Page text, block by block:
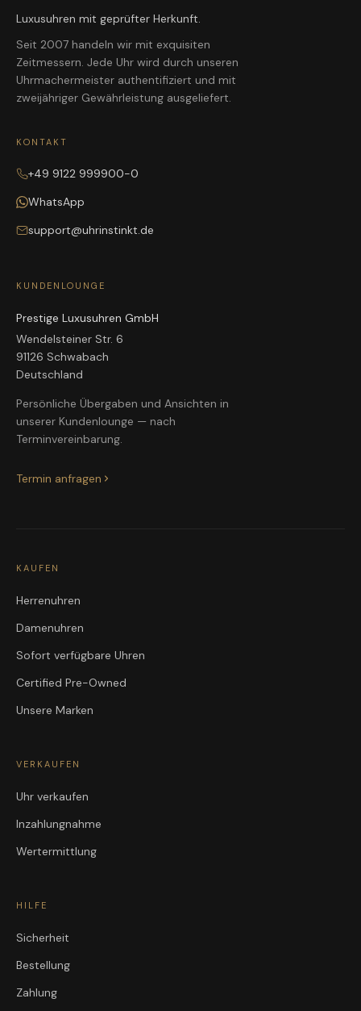
Luxusuhren mit geprüfter Herkunft.
Seit 2007 handeln wir mit exquisiten
Zeitmessern. Jede Uhr wird durch unseren
Uhrmachermeister authentifiziert und mit
zweijähriger Gewährleistung ausgeliefert.
KONTAKT
+49 9122 999900-0
WhatsApp
support@uhrinstinkt.de
KUNDENLOUNGE
Prestige Luxusuhren GmbH
Wendelsteiner Str. 6
91126 Schwabach
Deutschland
Persönliche Übergaben und Ansichten in
unserer Kundenlounge — nach
Terminvereinbarung.
Termin anfragen
KAUFEN
Herrenuhren
Damenuhren
Sofort verfügbare Uhren
Certified Pre-Owned
Unsere Marken
VERKAUFEN
Uhr verkaufen
Inzahlungnahme
Wertermittlung
HILFE
Sicherheit
Bestellung
Zahlung